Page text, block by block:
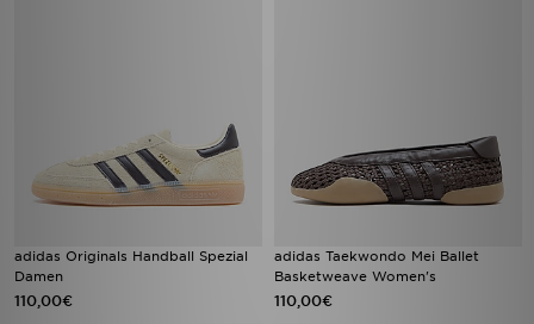
adidas Originals Handball Spezial
Damen
110,00€
adidas Taekwondo Mei Ballet
Basketweave Women's
110,00€